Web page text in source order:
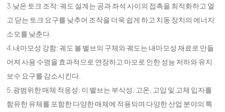
3.낮은 토크 조작: 궤도 설계는 공과 좌석 사이의 접촉을 최적화하고 열
고 닫는 토크 요구를 낮추어 조작을 더욱 쉽게 하고 치동 장치의 에너지
소모를 낮춘다.
4.내마모성 강함: 궤도 볼 밸브의 구체와 궤도는 내마모성 재료로 만들
어져 사용 수명을 효과적으로 연장하고 마모로 인한 성능 저하와 유지
보수 요구를 감소시킨다.
5.광범위한 매체 적응성: 이 밸브는 부식성, 고온, 고압 및 고체 입자를
함유한 유체를 포함한 다양한 매체에 적용되며 다양한 산업 분야의 특